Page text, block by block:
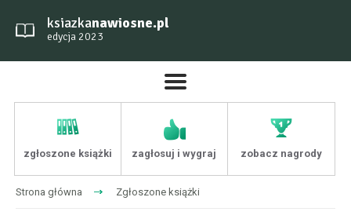
ksiazkanawiosne.pl
edycja 2023
zgłoszone książki zagłosuj i wygraj zobacz nagrody
Strona główna Zgłoszone książki